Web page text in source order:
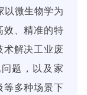
以微生物学为
效、精准的特
解决工业废
题，以及家
等多种场景下